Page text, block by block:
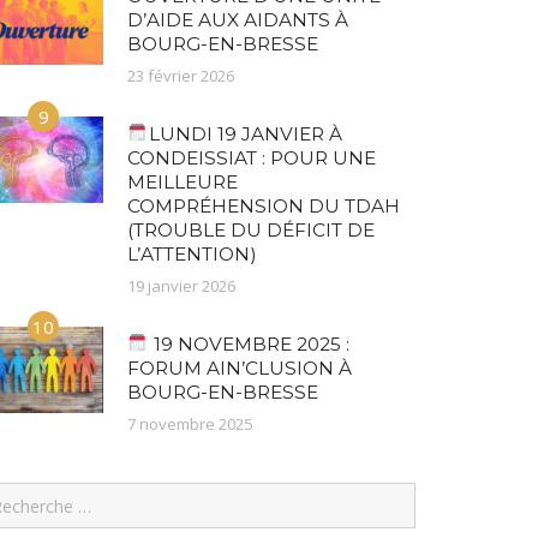
D’AIDE AUX AIDANTS À
BOURG-EN-BRESSE
23 février 2026
9
LUNDI 19 JANVIER À
CONDEISSIAT : POUR UNE
MEILLEURE
COMPRÉHENSION DU TDAH
(TROUBLE DU DÉFICIT DE
L’ATTENTION)
19 janvier 2026
10
19 NOVEMBRE 2025 :
FORUM AIN’CLUSION À
BOURG-EN-BRESSE
7 novembre 2025